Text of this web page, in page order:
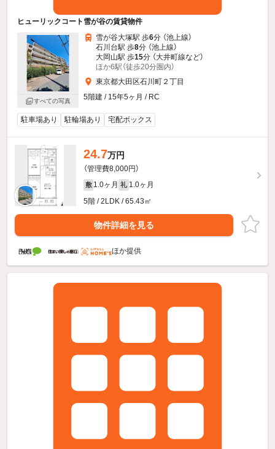
ヒューリックコート雪が谷の賃貸物件
すべての写真
雪が谷大塚駅 歩6分 （池上線）
石川台駅 歩8分 （池上線）
大岡山駅 歩15分 （大井町線など）
ほか6駅（徒歩20分圏内）
東京都大田区石川町２丁目
5階建 / 15年5ヶ月 / RC
駐車場あり 駐輪場あり 宅配ボックス
24.7万円
（管理費8,000円）
敷 1.0ヶ月 礼 1.0ヶ月
5階 / 2LDK / 65.43㎡
物件詳細を見る
ほか提供